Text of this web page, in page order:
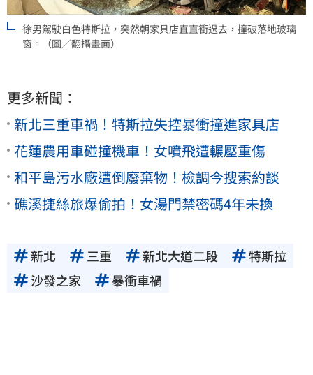
徐男駕駛白色特斯拉，突然朝家具店直直衝過去，撞破落地玻璃
窗。（圖／翻攝畫面）
更多新聞：
新北三重車禍！特斯拉失控暴衝撞進家具店
花蓮農用車碰撞機車！女噴飛遭輾壓重傷
和平島污水廠遭倒廢棄物！檢調今搜索約談
礁溪捷絲旅爆偷拍！女湯門禁密碼4年未換
新北 三重 新北大道二段
特斯拉
沙發之家
暴衝車禍